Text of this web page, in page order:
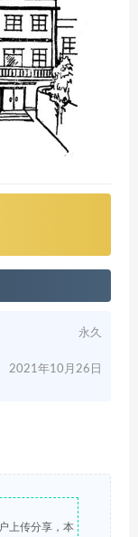
永久
2021年10月26日
上传分享，本